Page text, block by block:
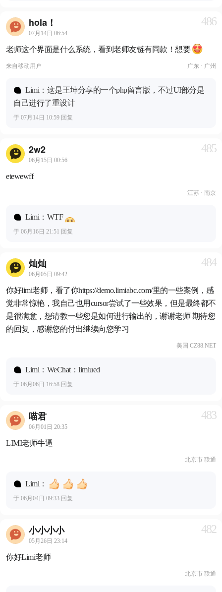
hola！
07月14日 06:54
486
老师这个界面是什么系统，看到老师友链有同款！想要
来自移动用户 广东 · 广州
Limi：这是王坤分享的一个php留言版，不过UI部分是
自己进行了重设计
于 07月14日 10:59 回复
2w2
06月15日 00:56
485
etewewff
江苏 · 南京
Limi：WTF
于 06月16日 21:51 回复
灿灿
06月05日 09:42
484
你好limi老师，看了你https://demo.limiabc.com/里的一些案例，感
觉非常惊艳，我自己也用cursor尝试了一些效果，但是最终都不
是很满意，想请教一些您是如何进行输出的，谢谢老师 期待您
的回复，感谢您的付出继续向您学习
美国 CZ88.NET
Limi：WeChat：limiued
于 06月06日 16:58 回复
喵君
06月01日 20:35
483
LIMI老师牛逼
北京市 联通
Limi：
于 06月04日 09:33 回复
小小小小
05月26日 23:14
482
你好Limi老师
北京市 联通